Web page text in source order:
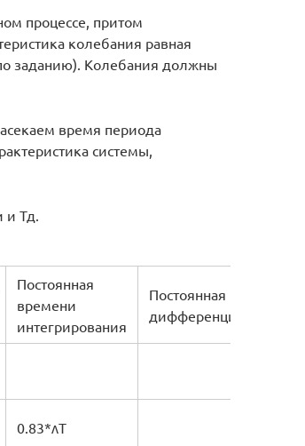
процессе, притом
колебания равная
заданию). Колебания должны
время периода
системы,
Тд.
Постоянная
времени
интегрирования
Постоянная времени
дифференцирования
0.83*ʌТ